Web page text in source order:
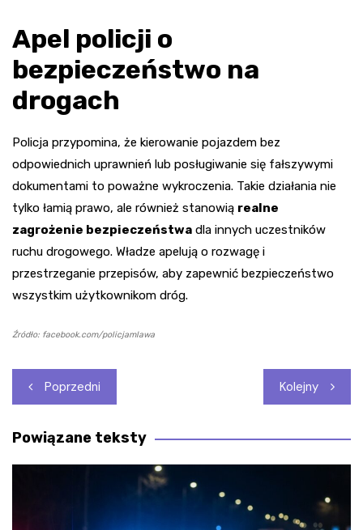
Apel policji o
bezpieczeństwo na
drogach
Policja przypomina, że kierowanie pojazdem bez
odpowiednich uprawnień lub posługiwanie się fałszywymi
dokumentami to poważne wykroczenia. Takie działania nie
tylko łamią prawo, ale również stanowią realne
zagrożenie bezpieczeństwa dla innych uczestników
ruchu drogowego. Władze apelują o rozwagę i
przestrzeganie przepisów, aby zapewnić bezpieczeństwo
wszystkim użytkownikom dróg.
Źródło: facebook.com/policjamlawa
Nawigacja
wpisu
Poprzedni Kolejny
Powiązane teksty